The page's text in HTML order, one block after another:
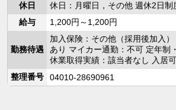
休日
休日：月曜日，その他 週休2日制
給与
1,200円～1,200円
勤務待遇
加入保険：その他（採用後加入
あり マイカー通勤：不可 定年制
休業取得実績：該当者なし 入居
整理番号
04010-28690961